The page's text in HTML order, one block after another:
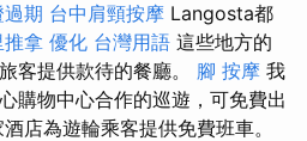
過期 台中肩頸按摩 Langosta都
推拿 優化 台灣用語 這些地方的
客提供款待的餐廳。 腳 按摩 我
購物中心合作的巡遊，可免費出
店為遊輪乘客提供免費班車。